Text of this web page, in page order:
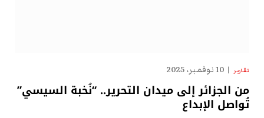
تقارير 10 نوفمبر، 2025
من الجزائر إلى ميدان التحرير.. “نُخبة السيسي”
تُواصل الإبداع